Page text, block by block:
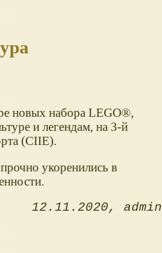
новых набора LEGO®,
и легендам, на 3-й
(CIIE).
укоренились в
12.11.2020 admin